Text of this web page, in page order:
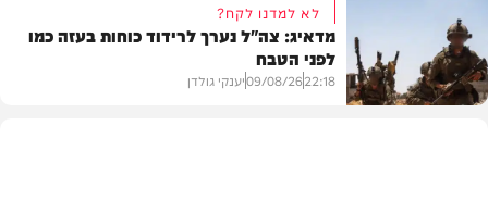
חרדים
לא למדנו לקח?
מדאיג: צה"ל נערך לרידוד כוחות בעזה כמו
לפני הטבח
22:18
09/08/26יענקי גולדן